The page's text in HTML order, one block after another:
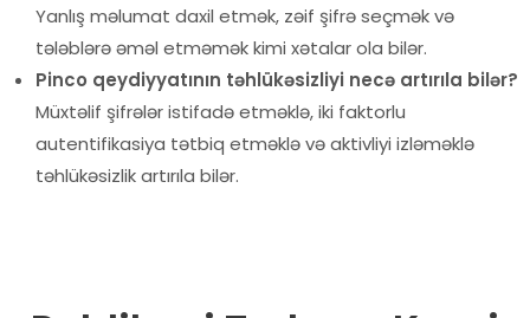
Yanlış məlumat daxil etmək, zəif şifrə seçmək və
tələblərə əməl etməmək kimi xətalar ola bilər.
Pinco qeydiyyatının təhlükəsizliyi necə artırıla bilər?
Müxtəlif şifrələr istifadə etməklə, iki faktorlu
autentifikasiya tətbiq etməklə və aktivliyi izləməklə
təhlükəsizlik artırıla bilər.